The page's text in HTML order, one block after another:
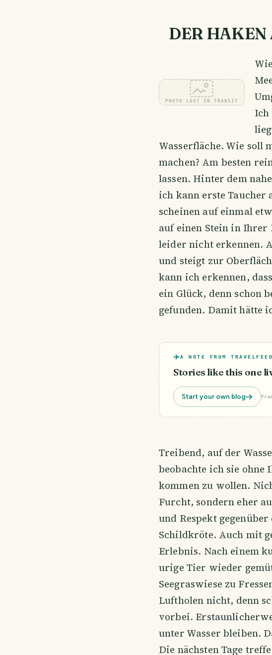
DER HAKEN
PHOTO LOST IN TRANSIT
Ich
Wasserfläche. Wie soll
machen? Am besten
lassen. Hinter dem
ich kann erste Taucher
scheinen auf einmal
auf einen Stein in Ihrer
leider nicht erkennen.
und steigt zur
kann ich erkennen,
ein Glück, denn schon
gefunden. Damit hätte
A NOTE FROM TRAVELFEED
Stories like this one
Start your own blog
Treibend, auf der
beobachte ich sie ohne
kommen zu wollen.
Furcht, sondern eher
und Respekt gegenüber
Schildkröte. Auch mit
Erlebnis. Nach einem
urige Tier wieder
Seegraswiese zu
Luftholen nicht, denn
vorbei.
unter Wasser bleiben.
Die nächsten Tage